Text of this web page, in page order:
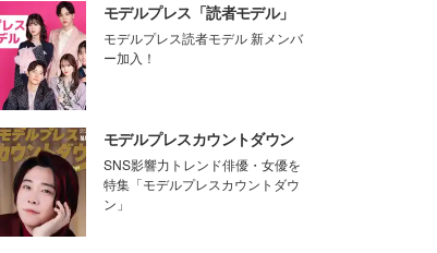
モデルプレス「読者モデル」
モデルプレス読者モデル 新メンバ
ー加入！
モデルプレスカウントダウン
SNS影響力トレンド俳優・女優を
特集「モデルプレスカウントダウ
ン」